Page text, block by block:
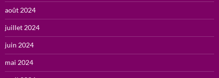
août 2024
juillet 2024
juin 2024
mai 2024